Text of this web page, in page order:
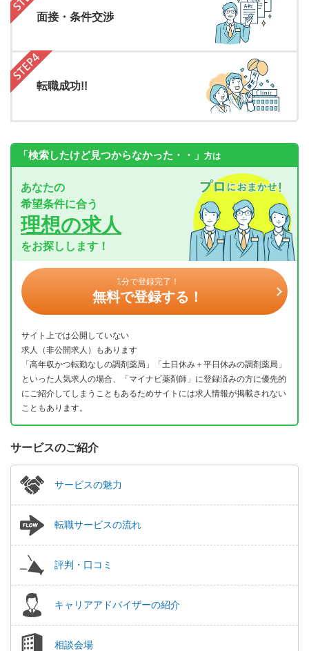
面接・条件交渉
転職成功!!
「検索したけど見つからなかった・・」 方は
あなたの
希望条件に合う
理想の求人
をお探しします！
1分で登録完了！
無料で登録する！
サイト上では公開していない
求人（非公開求人）もあります
「高年収かつ転勤なしの調剤薬局」「土日休み＋平日休みの調剤薬局」
といった人気求人の場合、「マイナビ薬剤師」に登録済みの方に優先的
にご紹介してしまうこともあるためサイトには求人情報が掲載されない
こともあります。
サービスのご紹介
サービスの魅力
転職サービスの流れ
評判・口コミ
キャリアアドバイザーの紹介
相談会場